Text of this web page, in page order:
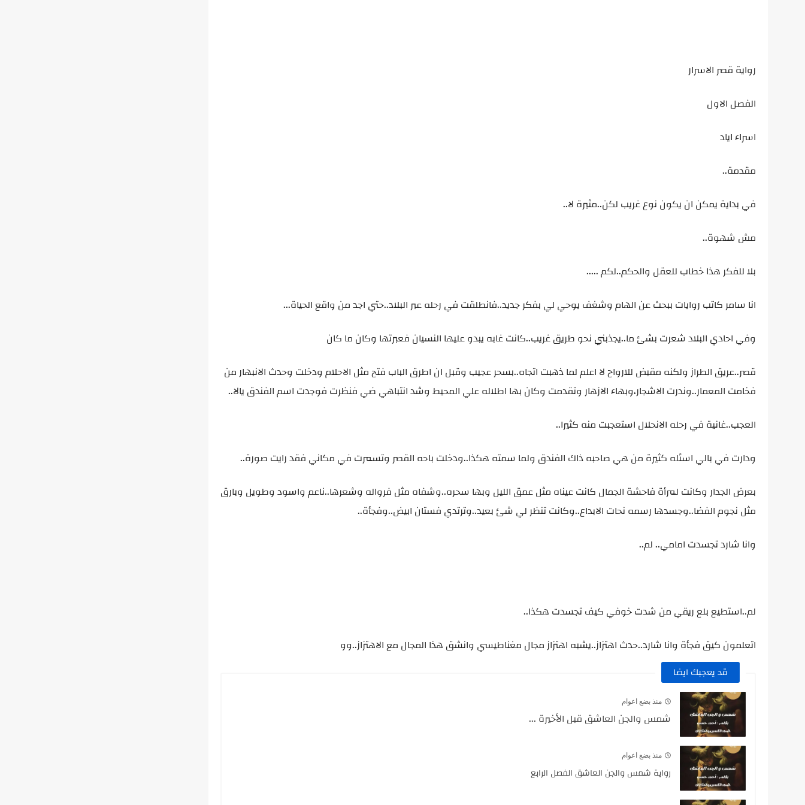
رواية قصر الاسرار
الفصل الاول
اسراء اياد
مقدمة..
في بداية يمكن ان يكون نوع غريب لكن..مثيرة لا..
مش شهوة..
بلا للفكر هذا خطاب للعقل والحكم..لكم .....
انا سامر كاتب روايات ببحث عن الهام وشغف يوحي لي بفكر جديد..فانطلقت في رحله عبر البلاد..حتي اجد من واقع الحياة...
وفي احادي البلاد شعرت بشئ ما..يجذبني نحو طريق غريب..كانت غابه يبدو عليها النسيان فعبرتها وكان ما كان
قصر..عريق الطراز ولكنه مقبض للارواح لا اعلم لما ذهبت اتجاه..بسحر عجيب وقبل ان اطرق الباب فتح مثل الاحلام ودخلت وحدث الانبهار من
فخامت المعمار..وندرت الاشجار،وبهاء الازهار وتقدمت وكان بها اطلاله علي المحيط وشد انتباهي ضي فنظرت فوجدت اسم الفندق يالا..
العجب..غانية في رحله الانحلال استعجبت منه كثيرا..
ودارت في بالي اسئله كثيرة من هي صاحبه ذاك الفندق ولما سمته هكذا..ودخلت باحه القصر وتسمرت في مكاني فقد رايت صورة..
بعرض الجدار وكانت لمرأة فاحشة الجمال كانت عيناه مثل عمق الليل وبها سحره..وشفاه مثل فرواله وشعرها..ناعم واسود وطويل وبارق
مثل نجوم الفضا..وجسدها رسمه نحات الابداع..وكانت تنظر لي شئ بعيد..وترتدي فستان ابيض..وفجأة..
وانا شارد تجسدت امامي.. لم..
لم..استطيع بلع ريقي من شدت خوفي كيف تجسدت هكذا..
اتعلمون كيق فجأة وانا شارد..حدث اهتزاز..يشبه اهتزاز مجال مغناطيسي وانشق هذا المجال مع الاهتزاز..وو
قد يعجبك ايضا
منذ بضع اعوام
شمس والجن العاشق قبل الأخيرة ...
منذ بضع اعوام
رواية شمس والجن العاشق الفصل الرابع